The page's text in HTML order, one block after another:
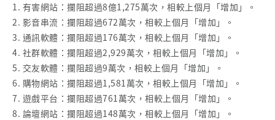
1. 有害網站：攔阻超過8億1,275萬次，相較上個月「增加」。
2. 影音串流：攔阻超過672萬次，相較上個月「增加」。
3. 通訊軟體：攔阻超過176萬次，相較上個月「增加」。
4. 社群軟體：攔阻超過2,929萬次，相較上個月「增加」。
5. 交友軟體：攔阻超過9萬次，相較上個月「增加」。
6. 購物網站：攔阻超過1,581萬次，相較上個月「增加」。
7. 遊戲平台：攔阻超過761萬次，相較上個月「增加」。
8. 論壇網站：攔阻超過148萬次，相較上個月「增加」。